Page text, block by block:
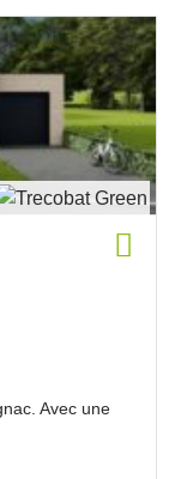
Avec une